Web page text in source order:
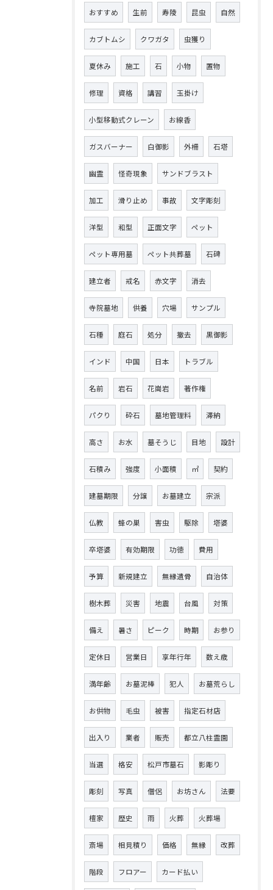
おすすめ 生前 寿陵 昆虫 自然
カブトムシ クワガタ 虫獲り
夏休み 施工 石 小物 置物
修理 資格 講習 玉掛け
小型移動式クレーン お線香
ガスバーナー 白御影 外柵 石塔
幽霊 怪奇現象 サンドブラスト
加工 滑り止め 事故 文字彫刻
洋型 和型 正面文字 ペット
ペット専用墓 ペット共葬墓 石碑
建立者 戒名 赤文字 消去
寺院墓地 供養 穴場 サンプル
石種 庭石 処分 撤去 黒御影
インド 中国 日本 トラブル
名前 岩石 花崗岩 著作権
パクり 砕石 墓地管理料 滞納
高さ お水 墓そうじ 目地 設計
石積み 強度 小面積 ㎡ 契約
建墓期限 分譲 お墓建立 宗派
仏教 蜂の巣 害虫 駆除 塔婆
卒塔婆 有効期限 功徳 費用
予算 新規建立 無縁遺骨 自治体
樹木葬 災害 地震 台風 対策
備え 暑さ ピーク 時期 お参り
定休日 営業日 享年行年 数え歳
満年齢 お墓泥棒 犯人 お墓荒らし
お供物 毛虫 被害 指定石材店
出入り 業者 販売 都立八柱霊園
当選 格安 松戸市墓石 影彫り
彫刻 写真 僧侶 お坊さん 法要
檀家 歴史 雨 火葬 火葬場
斎場 相見積り 価格 無縁 改葬
階段 フロアー カード払い